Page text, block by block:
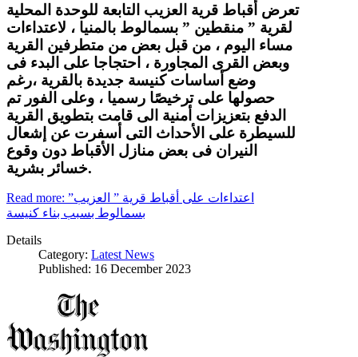
تعرض أقباط قرية العزيب التابعة للوحدة المحلية
لقرية ” منقطين ” بسمالوط بالمنيا ، لاعتداءات
مساء اليوم ، من قبل بعض من متطرفين القرية
وبعض القرى المجاورة ، احتجاجا على البدء فى
وضع أساسات كنيسة جديدة بالقرية ،رغم
حصولها على ترخيصًا رسميا ، وعلى الفور تم
الدفع بتعزيزات أمنية الى قامت بتطويق القرية
للسيطرة على الأحداث التى أسفرت عن إشعال
النيران فى بعض منازل الأقباط دون وقوع
خسائر بشرية.
Read more: اعتداءات على أقباط قرية ” العزيب”
بسمالوط بسبب بناء كنيسة
Details
Category: Latest News
Published: 16 December 2023